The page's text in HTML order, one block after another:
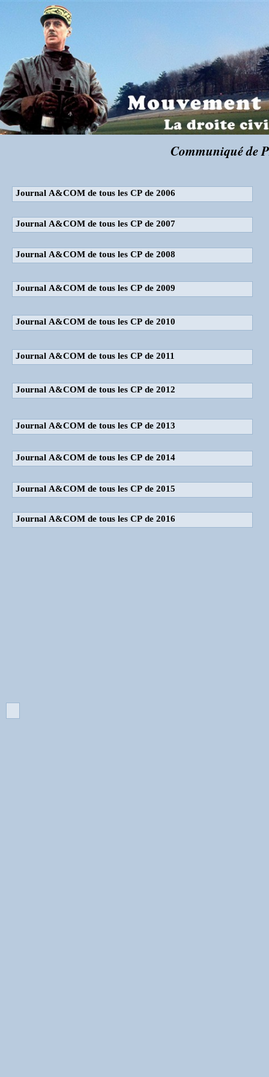
Communiqué de
Journal A&COM de tous les CP de 2006
Journal A&COM de tous les CP de 2007
Journal A&COM de tous les CP de 2008
Journal A&COM de tous les CP de 2009
Journal A&COM de tous les CP de 2010
Journal A&COM de tous les CP de 2011
Journal A&COM de tous les CP de 2012
Journal A&COM de tous les CP de 2013
Journal A&COM de tous les CP de 2014
Journal A&COM de tous les CP de 2015
Journal A&COM de tous les CP de 2016